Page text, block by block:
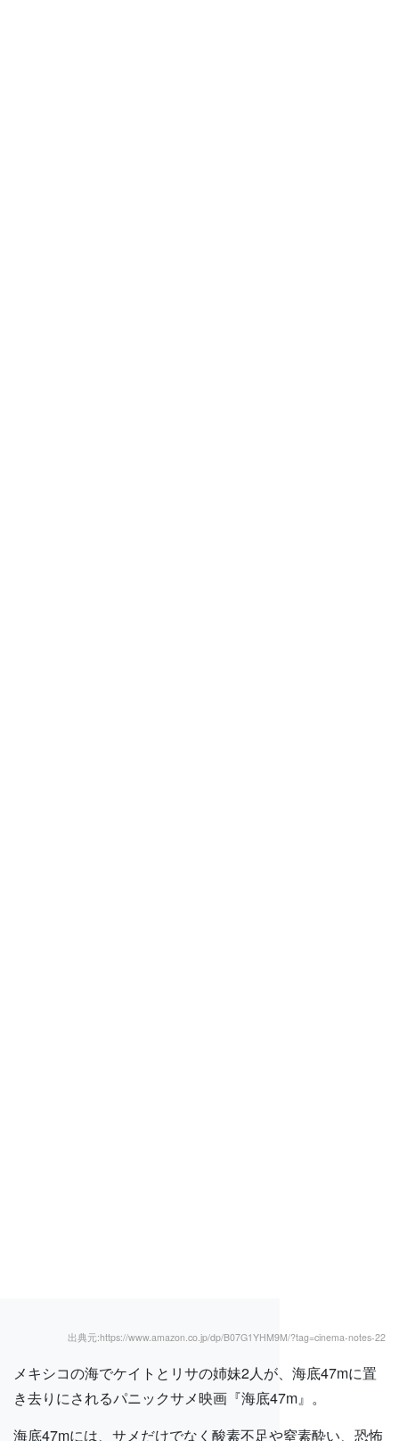
出典元:https://www.amazon.co.jp/dp/B07G1YHM9M/?tag=cinema-notes-22
メキシコの海でケイトとリサの姉妹2人が、海底47mに置
き去りにされるパニックサメ映画『海底47m』。
海底47mには、サメだけでなく酸素不足や窒素酔い、恐怖